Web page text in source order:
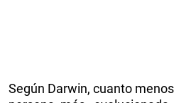
Según Darwin, cuanto